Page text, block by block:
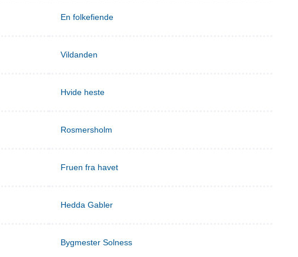
En folkefiende
Vildanden
Hvide heste
Rosmersholm
Fruen fra havet
Hedda Gabler
Bygmester Solness